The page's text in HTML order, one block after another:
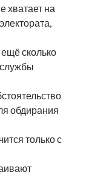
хватает на
сколько
обдирания
только с